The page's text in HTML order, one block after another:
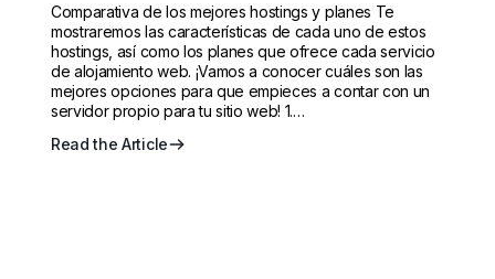
Comparativa de los mejores hostings y planes Te
mostraremos las características de cada uno de estos
hostings, así como los planes que ofrece cada servicio
de alojamiento web. ¡Vamos a conocer cuáles son las
mejores opciones para que empieces a contar con un
servidor propio para tu sitio web! 1.…
Read the Article